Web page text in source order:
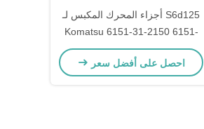
S6d125 أجزاء المحرك المكبس لـ
Komatsu 6151-31-2150 6151-
31-2171
احصل على أفضل سعر